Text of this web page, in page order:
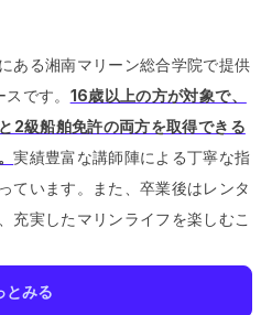
ある湘南マリーン総合学院で提供
です。 16歳以上の方が対象で、
2級船舶免許の両方を取得できる
実績豊富な講師陣による丁寧な指
ています。
また、卒業後はレンタ
充実したマリンライフを楽しむこ
とみる